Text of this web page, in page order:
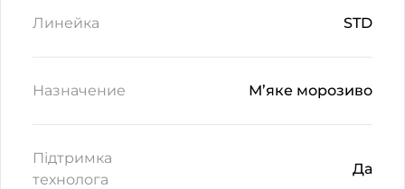
Линейка STD
Назначение М’яке морозиво
Підтримка
технолога
Да